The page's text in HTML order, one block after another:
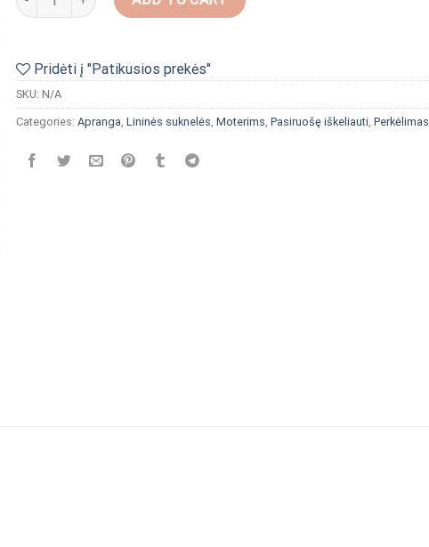
Pridėti į "Patikusios prekės"
SKU: N/A
Categories: Apranga Lininės suknelės Moterims Pasiruošę iškeliauti Perkėlimas